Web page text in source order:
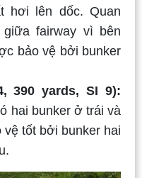
hơi lên dốc. Quan
fairway vì bên
bảo vệ bởi bunker
390 yards, SI 9):
hai bunker ở trái và
tốt bởi bunker hai